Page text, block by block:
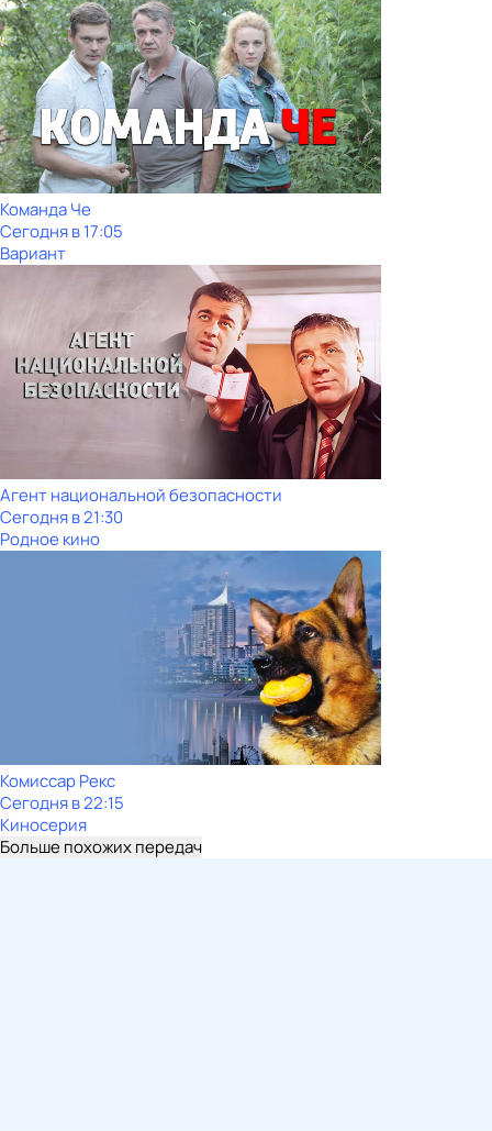
Команда Че
Сегодня в 17:05
Вариант
Агент национальной безопасности
Сегодня в 21:30
Родное кино
Комиссар Рекс
Сегодня в 22:15
Киносерия
Больше похожих передач